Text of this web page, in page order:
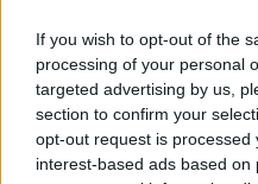
If you wish to opt-out of the
processing of your personal
targeted advertising by us,
section to confirm your
opt-out request is processed
interest-based ads based
Inviaci
i tuoi
Su
345 356